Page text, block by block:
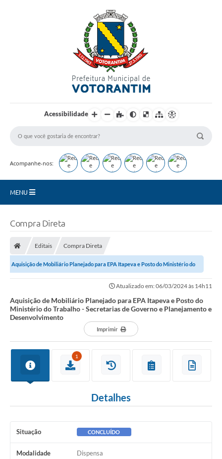
Acessibilidade
Acompanhe-nos:
MENU
Vagas PAT
Perguntas e Respostas Frequentes
Compra Direta
Empreendedor
Incentivos Fiscais
Plano Municipal de Retomada das Aulas Presenciais
Compra Direta
Editais Compra Direta
Aquisição de Mobiliário Planejado para EPA Itapeva e Posto do Ministério do
Atualizado em: 06/03/2024 às 14h11
Aquisição de Mobiliário Planejado para EPA Itapeva e Posto do
Ministério do Trabalho - Secretarias de Governo e Planejamento e
Desenvolvimento
Imprimir
1
Detalhes
Situação CONCLUÍDO
Modalidade Dispensa